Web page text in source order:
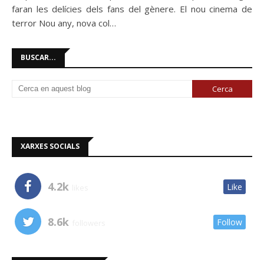
faran les delícies dels fans del gènere. El nou cinema de
terror Nou any, nova col…
BUSCAR...
XARXES SOCIALS
4.2k Like
8.6k Follow